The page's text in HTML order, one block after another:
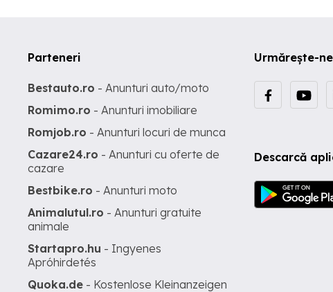
Urmărește-
Descarcă
Parteneri
Bestauto.ro - Anunturi auto/moto
Romimo.ro - Anunturi imobiliare
Romjob.ro - Anunturi locuri de munca
Cazare24.ro - Anunturi cu oferte de
cazare
Bestbike.ro - Anunturi moto
Animalutul.ro - Anunturi gratuite
animale
Startapro.hu - Ingyenes
Apróhirdetés
Quoka.de - Kostenlose Kleinanzeigen